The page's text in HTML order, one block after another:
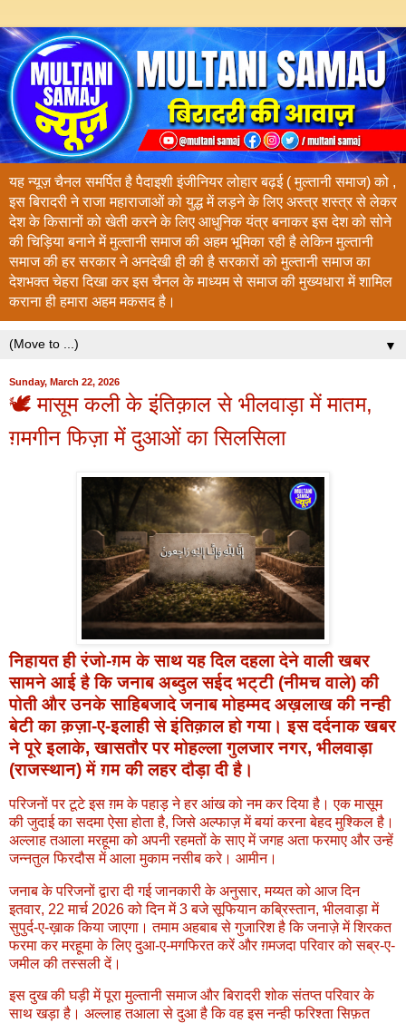
यह न्यूज़ चैनल समर्पित है पैदाइशी इंजीनियर लोहार बढ़ई ( मुल्तानी समाज) को ,
इस बिरादरी ने राजा महाराजाओं को युद्ध में लड़ने के लिए अस्त्र शस्त्र से लेकर
देश के किसानों को खेती करने के लिए आधुनिक यंत्र बनाकर इस देश को सोने
की चिड़िया बनाने में मुल्तानी समाज की अहम भूमिका रही है लेकिन मुल्तानी
समाज की हर सरकार ने अनदेखी ही की है सरकारों को मुल्तानी समाज का
देशभक्त चेहरा दिखा कर इस चैनल के माध्यम से समाज की मुख्यधारा में शामिल
कराना ही हमारा अहम मकसद है।
▼
Sunday, March 22, 2026
🕊️ मासूम कली के इंतिक़ाल से भीलवाड़ा में मातम,
ग़मगीन फिज़ा में दुआओं का सिलसिला
निहायत ही रंजो-ग़म के साथ यह दिल दहला देने वाली खबर
सामने आई है कि जनाब अब्दुल सईद भट्टी (नीमच वाले) की
पोती और उनके साहिबजादे जनाब मोहम्मद अख़लाख की नन्ही
बेटी का क़ज़ा-ए-इलाही से इंतिक़ाल हो गया। इस दर्दनाक खबर
ने पूरे इलाके, खासतौर पर मोहल्ला गुलजार नगर, भीलवाड़ा
(राजस्थान) में ग़म की लहर दौड़ा दी है।
परिजनों पर टूटे इस ग़म के पहाड़ ने हर आंख को नम कर दिया है। एक मासूम
की जुदाई का सदमा ऐसा होता है, जिसे अल्फाज़ में बयां करना बेहद मुश्किल है।
अल्लाह तआला मरहूमा को अपनी रहमतों के साए में जगह अता फरमाए और उन्हें
जन्नतुल फिरदौस में आला मुकाम नसीब करे। आमीन।
जनाब के परिजनों द्वारा दी गई जानकारी के अनुसार, मय्यत को आज दिन
इतवार, 22 मार्च 2026 को दिन में 3 बजे सूफियान कब्रिस्तान, भीलवाड़ा में
सुपुर्द-ए-ख़ाक किया जाएगा। तमाम अहबाब से गुजारिश है कि जनाज़े में शिरकत
फरमा कर मरहूमा के लिए दुआ-ए-मगफिरत करें और ग़मजदा परिवार को सब्र-ए-
जमील की तस्सली दें।
इस दुख की घड़ी में पूरा मुल्तानी समाज और बिरादरी शोक संतप्त परिवार के
साथ खड़ा है। अल्लाह तआला से दुआ है कि वह इस नन्ही फरिश्ता सिफ़त